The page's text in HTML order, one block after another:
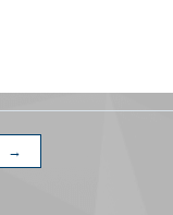
→